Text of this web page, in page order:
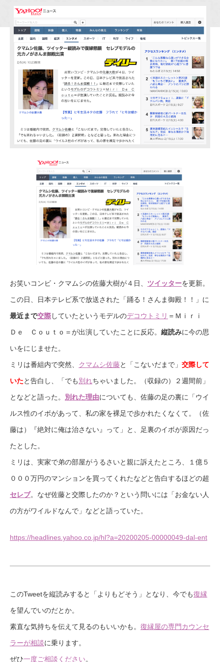
お笑いコンビ・クマムシの佐藤大樹が４日、 ツイッターを更新。
この日、日本テレビ系で放送された「踊る！さんま御殿！！」に
最近まで交際していたというモデルのデコウトミリ ＝Ｍｉｒｉ
Ｄｅ Ｃｏｕｔｏ＝が出演していたことに反応。 縦読みに今の思
いをにじませた。
ミリは番組内で突然、 クマムシ佐藤と「こないだまで」 交際して
いたと告白し、「でも別れちゃいました。（収録の）２週間前」
となどと語った。 別れた理由についても、佐藤の足の裏に「ウイ
ルス性のイボがあって、私の家を裸足で歩かれたくなくて。（佐
藤は）『絶対に俺は治さない』って」と、足裏のイボが原因だっ
たとした。
ミリは、実家で弟の部屋がうるさいと親に訴えたところ、１億５
０００万円のマンションを買ってくれたなどと告白するほどの超
セレブ。なぜ佐藤と交際したのか？という問いには「お金ない人
の方がワイルドなんで」などと語っていた。
https://headlines.yahoo.co.jp/hl?a=20200205-00000049-dal-ent
このTweetを縦読みすると「よりもどそう」となり、今でも復縁
を望んでいのだとか。
素直な気持ちを伝えて見るのもいいかも。 復縁屋の専門カウンセ
ラーが相談に乗ります。
ぜひ一度ご相談ください。